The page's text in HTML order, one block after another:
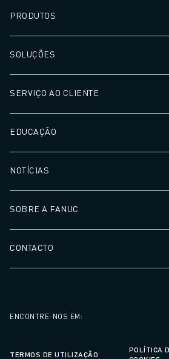
PRODUTOS
SOLUÇÕES
SERVIÇO AO CLIENTE
EDUCAÇÃO
NOTÍCIAS
SOBRE A FANUC
CONTACTO
ENCONTRE-NOS EM :
TERMOS DE UTILIZAÇÃO
POLÍTICA